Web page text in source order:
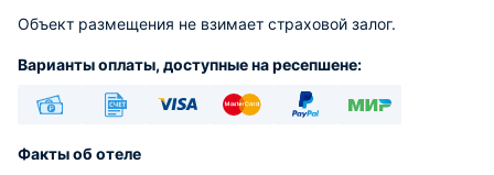
Объект размещения не взимает страховой залог.
Варианты оплаты, доступные на ресепшене:
Факты об отеле